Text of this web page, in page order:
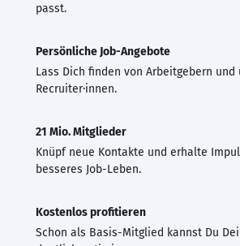
passt.
Persönliche Job-Angebote
Lass Dich finden von Arbeitgebern und
Recruiter·innen.
21 Mio. Mitglieder
Knüpf neue Kontakte und erhalte
besseres Job-Leben.
Kostenlos profitieren
Schon als Basis-Mitglied kannst Du